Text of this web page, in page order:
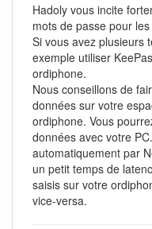
Hadoly vous incite
mots de passe pour
Si vous avez plusieurs
exemple utiliser
ordiphone.
Nous conseillons de
données sur votre
ordiphone. Vous
données avec votre
automatiquement par
un petit temps de
saisis sur votre
vice-versa.